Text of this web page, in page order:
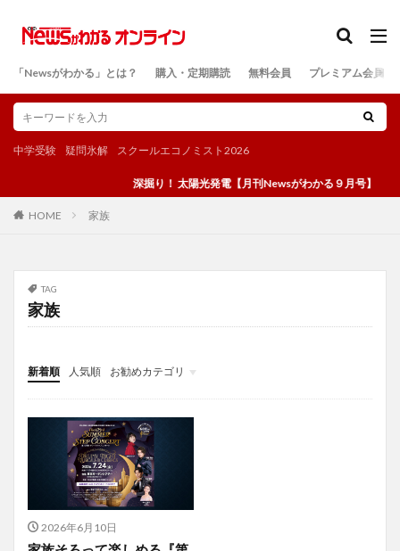
「Newsがわかる」とは？ 購入・定期購読 無料会員 プレミアム会員
中学受験 疑問氷解 スクールエコノミスト2026
深掘り！ 太陽光発電【月刊Newsがわかる９月号】
HOME 家族
TAG
家族
新着順 人気順
お勧めカテゴリ
投稿
学び
マンガ
電子書籍
2026年6月10日
検索